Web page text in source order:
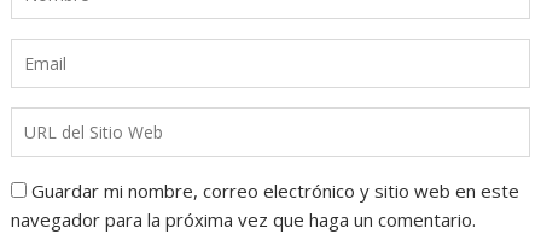
Guardar mi nombre, correo electrónico y sitio web en este
navegador para la próxima vez que haga un comentario.